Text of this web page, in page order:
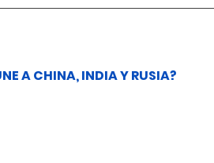
A CHINA, INDIA Y RUSIA?